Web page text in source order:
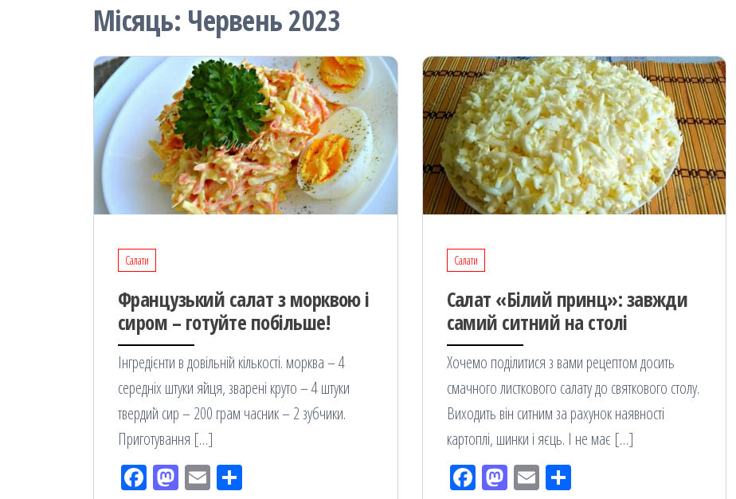
Місяць: Червень 2023
Салати
Французький салат з морквою і
сиром – готуйте побільше!
Інгредієнти в довільній кількості. морква – 4
середніх штуки яйця, зварені круто – 4 штуки
твердий сир – 200 грам часник – 2 зубчики.
Приготування […]
Fac M Em
Салати
Салат «Білий принц»: завжди
самий ситний на столі
Хочемо поділитися з вами рецептом досить
смачного листкового салату до святкового столу.
Виходить він ситним за рахунок наявності
картоплі, шинки і яєць. І не має […]
FacM EmПо